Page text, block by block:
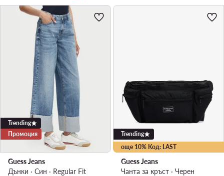
Trending
Промоция
Guess Jeans
Дънки · Син · Regular Fit
още 10% Код: LAST
Trending
Guess Jeans
Чанта за кръст · Черен